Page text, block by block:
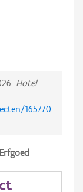
Hotel
165770